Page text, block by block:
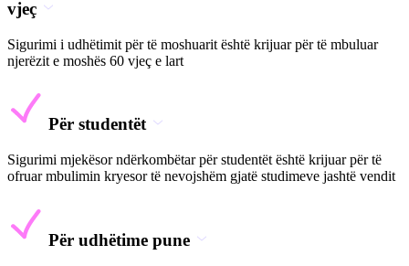
vjeç
Sigurimi i udhëtimit për të moshuarit është krijuar për të mbuluar
njerëzit e moshës 60 vjeç e lart
Për studentët
Sigurimi mjekësor ndërkombëtar për studentët është krijuar për të
ofruar mbulimin kryesor të nevojshëm gjatë studimeve jashtë vendit
Për udhëtime pune